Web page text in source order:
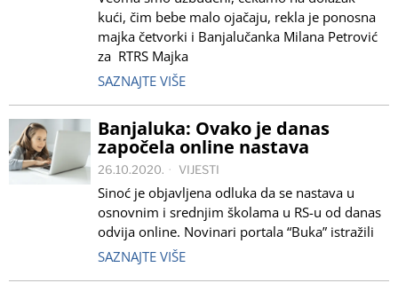
kući, čim bebe malo ojačaju, rekla je ponosna
majka četvorki i Banjalučanka Milana Petrović
za RTRS Majka
SAZNAJTE VIŠE
Banjaluka: Ovako je danas
započela online nastava
26.10.2020. VIJESTI
Sinoć je objavljena odluka da se nastava u
osnovnim i srednjim školama u RS-u od danas
odvija online. Novinari portala “Buka” istražili
SAZNAJTE VIŠE